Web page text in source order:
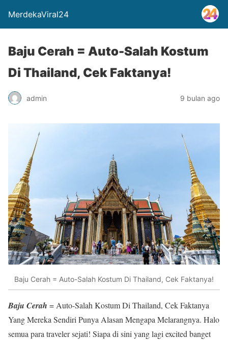
MerdekaViral24
Baju Cerah = Auto-Salah Kostum
Di Thailand, Cek Faktanya!
admin 9 bulan ago
Baju Cerah = Auto-Salah Kostum Di Thailand, Cek Faktanya!
Baju Cerah = Auto-Salah Kostum Di Thailand, Cek Faktanya
Yang Mereka Sendiri Punya Alasan Mengapa Melarangnya. Halo
semua para traveler sejati! Siapa di sini yang lagi excited banget